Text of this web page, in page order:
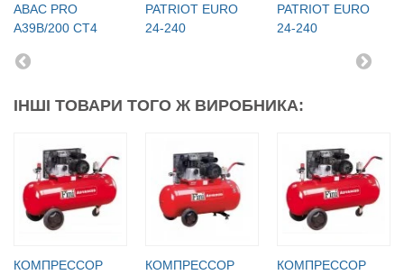
ABAC PRO
A39B/200 CT4
PATRIOT EURO
24-240
PATRIOT EURO
24-240
ІНШІ ТОВАРИ ТОГО Ж ВИРОБНИКА:
КОМПРЕССОР
КОМПРЕССОР
КОМПРЕССОР